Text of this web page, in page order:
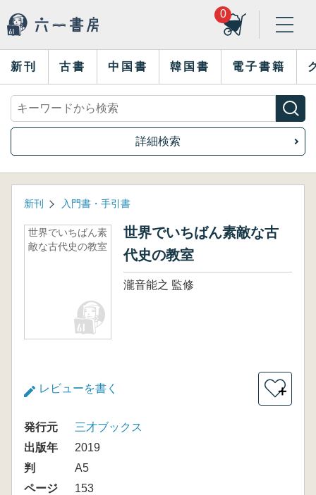
0
新刊 古書 中国書 韓国書 電子書籍
詳細検索
新刊 入門書・手引書
世界でいちばん素
敵な古代史の教室
世界でいちばん素敵な古
代史の教室
瀧音能之 監修
レビューを書く ＋
発行元
三才ブックス
出版年
2019
判
A5
ページ
153